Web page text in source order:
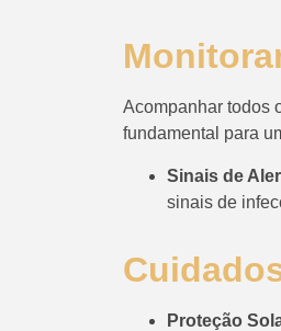
Acompanhar todos
fundamental para
Sinais de
sinais de
Proteção